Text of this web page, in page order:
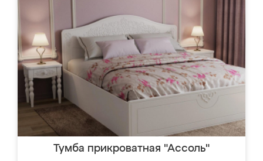
Тумба прикроватная "Ассоль"